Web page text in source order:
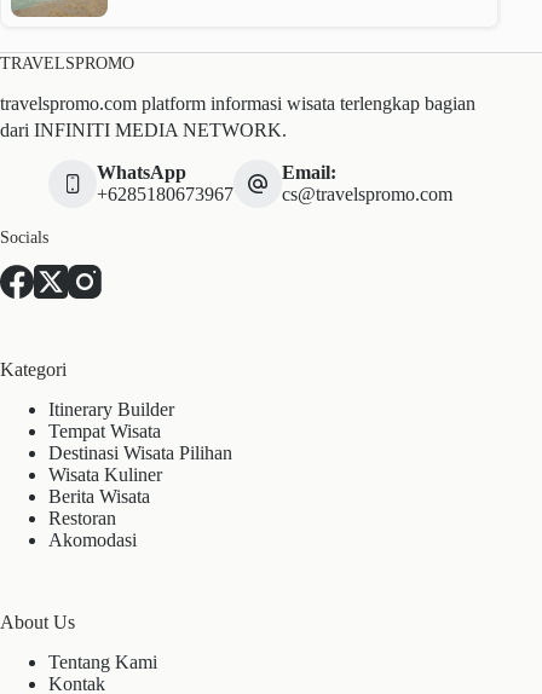
TRAVELSPROMO
travelspromo.com platform informasi wisata terlengkap bagian
dari INFINITI MEDIA NETWORK.
WhatsApp
+6285180673967
Email:
cs@travelspromo.com
Socials
Kategori
Itinerary Builder
Tempat Wisata
Destinasi Wisata Pilihan
Wisata Kuliner
Berita Wisata
Restoran
Akomodasi
About Us
Tentang Kami
Kontak